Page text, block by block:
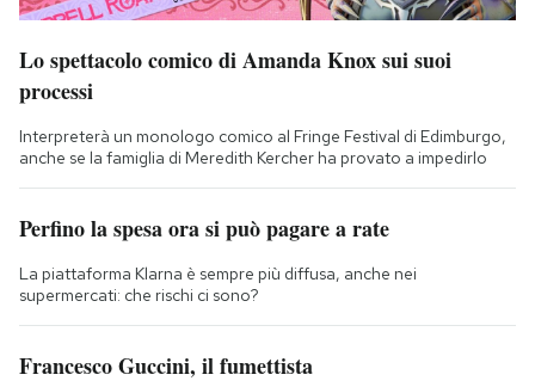
Lo spettacolo comico di Amanda Knox sui suoi
processi
Interpreterà un monologo comico al Fringe Festival di Edimburgo,
anche se la famiglia di Meredith Kercher ha provato a impedirlo
Perfino la spesa ora si può pagare a rate
La piattaforma Klarna è sempre più diffusa, anche nei
supermercati: che rischi ci sono?
Francesco Guccini, il fumettista